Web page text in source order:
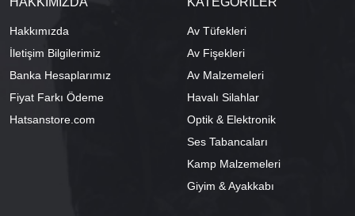
Hakkımızda
İletişim Bilgilerimiz
Banka Hesaplarımız
Fiyat Farkı Ödeme
Hatsanstore.com
Av Tüfekleri
Av Fişekleri
Av Malzemeleri
Havalı Silahlar
Optik & Elektronik
Ses Tabancaları
Kamp Malzemeleri
Giyim & Ayakkabı